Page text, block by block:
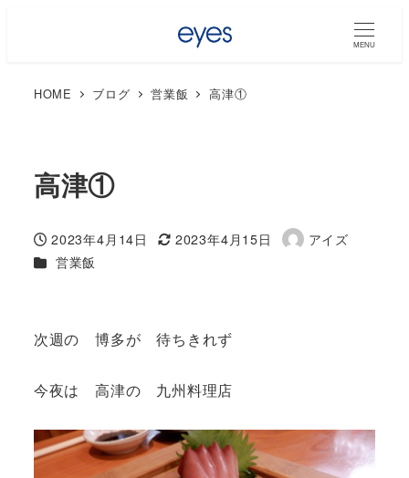
MENU
HOME ブログ 営業飯 高津①
高津①
投稿日
2023年4月14日
更新日
2023年4月15日
著
アイズ
カテゴリー
営業飯
次週の 博多が 待ちきれず
今夜は 高津の 九州料理店